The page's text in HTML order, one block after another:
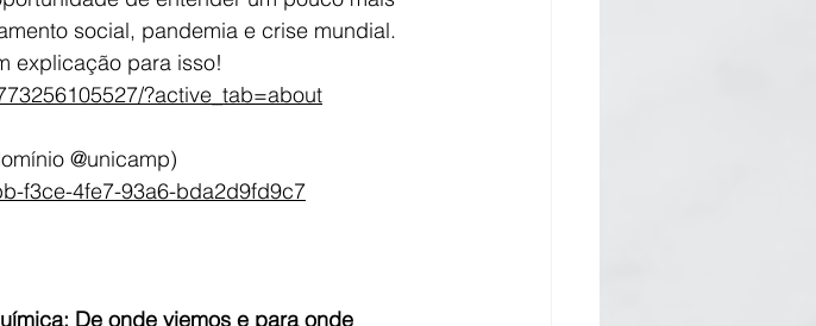
social, pandemia e crise mundial.
explicação para isso!
?active_tab=about
@unicamp)
f3ce-4fe7-93a6-bda2d9fd9c7
De onde viemos e para onde